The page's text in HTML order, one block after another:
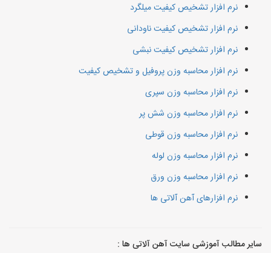
نرم افزار تشخیص کیفیت میلگرد
نرم افزار تشخیص کیفیت ناودانی
نرم افزار تشخیص کیفیت نبشی
نرم افزار محاسبه وزن پروفیل و تشخیص کیفیت
نرم افزار محاسبه وزن سپری
نرم افزار محاسبه وزن شش پر
نرم افزار محاسبه وزن قوطی
نرم افزار محاسبه وزن لوله
نرم افزار محاسبه وزن ورق
نرم افزارهای آهن آلاتی ها
سایر مطالب آموزشی سایت آهن آلاتی ها :